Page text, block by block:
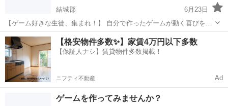
結城郡
6月23日
【ゲーム好きな生徒、集まれ！】 自分で作ったゲームが動く喜びを体
験しよう。 ゲーム制作コースの内容 Scratchという初心者向けプログ
ラミング言語を使って、 シューティングゲームやアクションゲームな
どを製...
茨城 結城郡 プログラミング 表現力
【格安物件多数✨】家賃4万円以下多数
【保証人ナシ】賃貸物件多数掲載！
ニフティ不動産 Ad
ゲームを作ってみませんか？